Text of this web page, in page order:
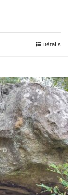
Détails